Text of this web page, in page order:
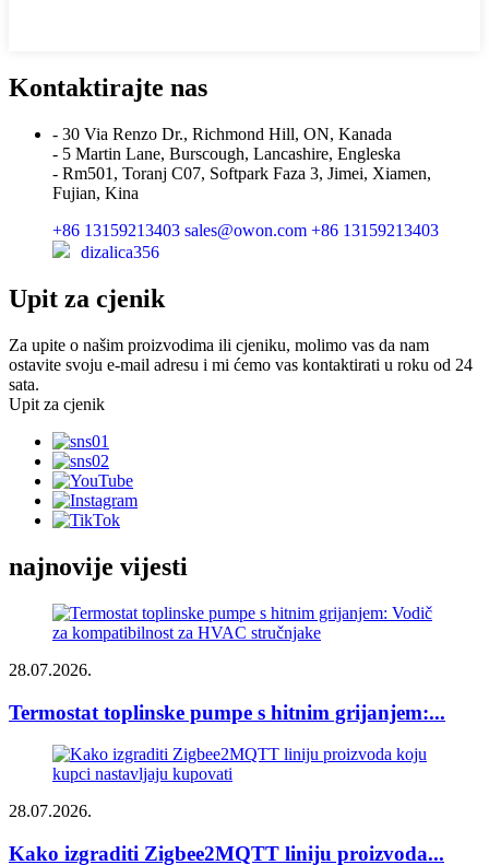
Kontaktirajte nas
- 30 Via Renzo Dr., Richmond Hill, ON, Kanada
- 5 Martin Lane, Burscough, Lancashire, Engleska
- Rm501, Toranj C07, Softpark Faza 3, Jimei, Xiamen,
Fujian, Kina
+86 13159213403 sales@owon.com +86 13159213403
dizalica356
Upit za cjenik
Za upite o našim proizvodima ili cjeniku, molimo vas da nam
ostavite svoju e-mail adresu i mi ćemo vas kontaktirati u roku od 24
sata.
Upit za cjenik
najnovije vijesti
28.07.2026.
Termostat toplinske pumpe s hitnim grijanjem:...
28.07.2026.
Kako izgraditi Zigbee2MQTT liniju proizvoda...